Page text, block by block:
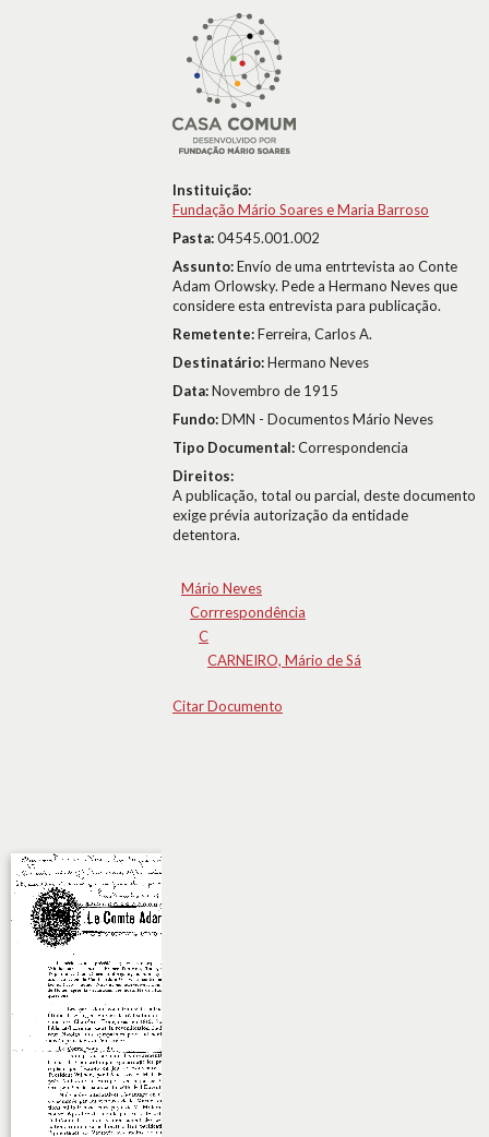
Instituição:
Fundação Mário Soares e Maria Barroso
Pasta:04545.001.002
Assunto:Envío de uma entrtevista ao Conte
Adam Orlowsky. Pede a Hermano Neves que
considere esta entrevista para publicação.
Remetente:Ferreira, Carlos A.
Destinatário:Hermano Neves
Data:Novembro de 1915
Fundo:DMN - Documentos Mário Neves
Tipo Documental:Correspondencia
Direitos:
A publicação, total ou parcial, deste documento
exige prévia autorização da entidade
detentora.
Mário Neves
Corrrespondência
C
CARNEIRO, Mário de Sá
Citar Documento